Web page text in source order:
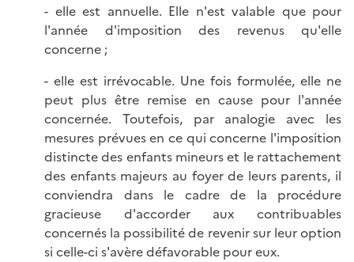
- elle est annuelle. Elle n'est valable que pour
l'année d'imposition des revenus qu'elle
concerne ;
- elle est irrévocable. Une fois formulée, elle ne
peut plus être remise en cause pour l'année
concernée. Toutefois, par analogie avec les
mesures prévues en ce qui concerne l'imposition
distincte des enfants mineurs et le rattachement
des enfants majeurs au foyer de leurs parents, il
conviendra dans le cadre de la procédure
gracieuse d'accorder aux contribuables
concernés la possibilité de revenir sur leur option
si celle-ci s'avère défavorable pour eux.